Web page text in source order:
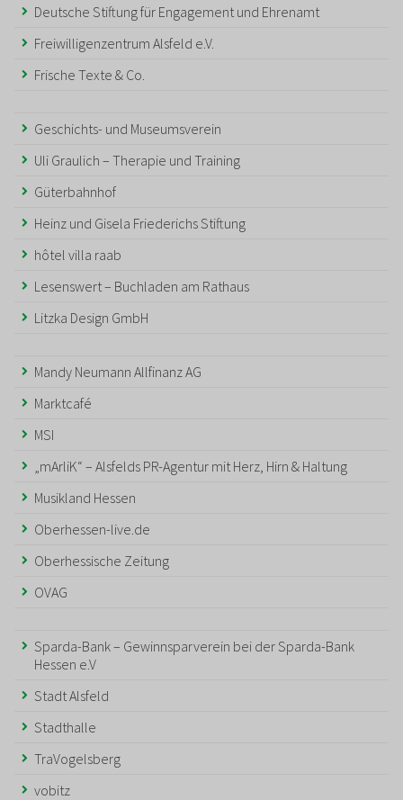
Deutsche Stiftung für Engagement und Ehrenamt
Freiwilligenzentrum Alsfeld e.V.
Frische Texte & Co.
Geschichts- und Museumsverein
Uli Graulich – Therapie und Training
Güterbahnhof
Heinz und Gisela Friederichs Stiftung
hôtel villa raab
Lesenswert – Buchladen am Rathaus
Litzka Design GmbH
Mandy Neumann Allfinanz AG
Marktcafé
MSI
„mArliK“ – Alsfelds PR-Agentur mit Herz, Hirn & Haltung
Musikland Hessen
Oberhessen-live.de
Oberhessische Zeitung
OVAG
Sparda-Bank – Gewinnsparverein bei der Sparda-Bank
Hessen e.V
Stadt Alsfeld
Stadthalle
TraVogelsberg
vobitz